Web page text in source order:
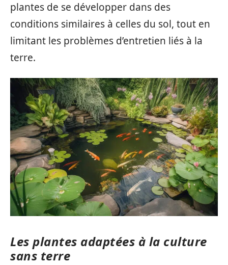
plantes de se développer dans des
conditions similaires à celles du sol, tout en
limitant les problèmes d’entretien liés à la
terre.
Les plantes adaptées à la culture
sans terre